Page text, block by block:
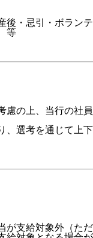
後・忌引・ボランテ
等
慮の上、当行の社員
、選考を通じて上下
が支給対象外（ただ